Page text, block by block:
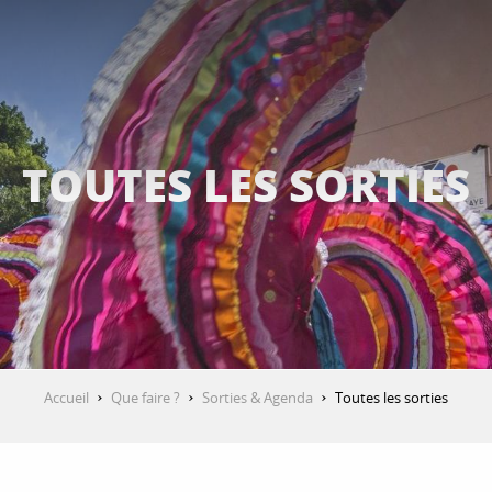
TOUTES LES SORTIES
Accueil Que faire ? Sorties & Agenda Toutes les sorties